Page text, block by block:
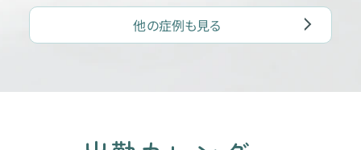
他の症例も見る